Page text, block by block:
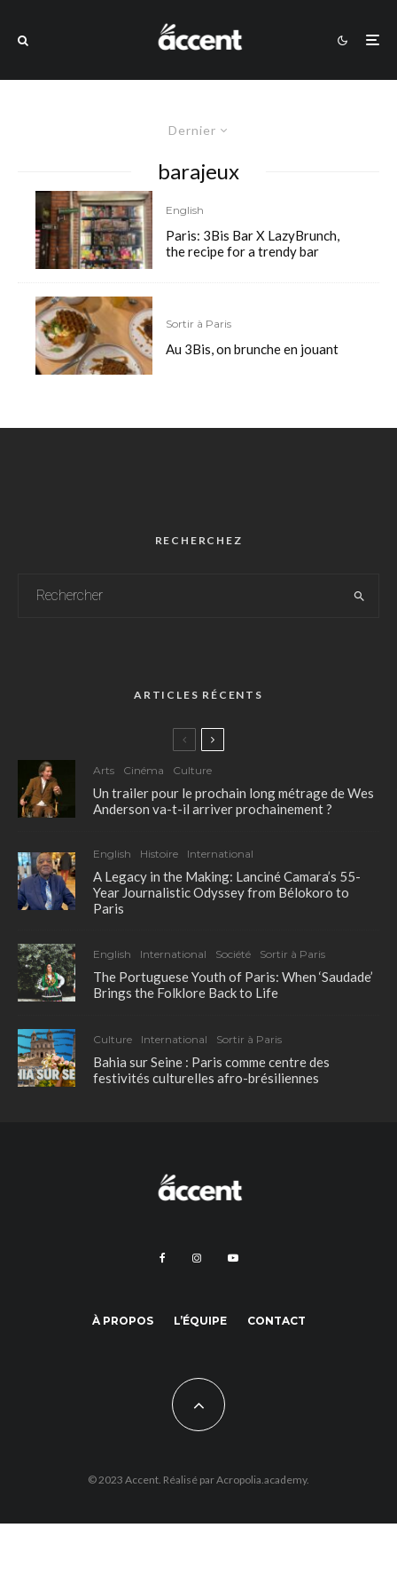
Dernier
barajeux
English
Paris: 3Bis Bar X LazyBrunch,
the recipe for a trendy bar
Sortir à Paris
Au 3Bis, on brunche en jouant
RECHERCHEZ
ARTICLES RÉCENTS
Arts Cinéma Culture
Un trailer pour le prochain long métrage de Wes
Anderson va-t-il arriver prochainement ?
English Histoire International
A Legacy in the Making: Lanciné Camara’s 55-
Year Journalistic Odyssey from Bélokoro to
Paris
English International Société Sortir à Paris
The Portuguese Youth of Paris: When ‘Saudade’
Brings the Folklore Back to Life
Culture International Sortir à Paris
Bahia sur Seine : Paris comme centre des
festivités culturelles afro-brésiliennes
À PROPOS L’ÉQUIPE CONTACT
© 2023 Accent. Réalisé parAcropolia.academy.